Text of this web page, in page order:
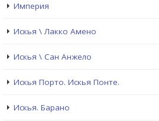
Империя
Искья \ Лакко Амено
Искья \ Сан Анжело
Искья Порто. Искья Понте.
Искья. Барано